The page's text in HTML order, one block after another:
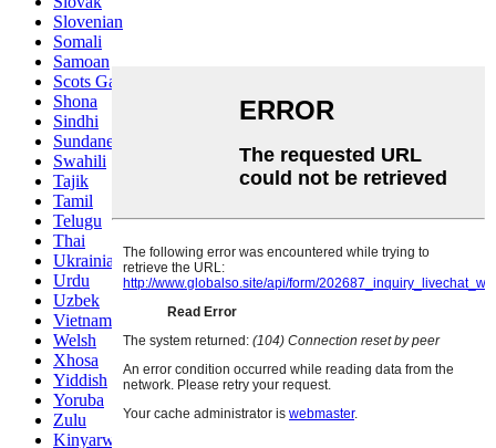
Slovenian
Somali
Samoan
Scots Gaelic
Shona
Sindhi
Sundanese
Swahili
Tajik
Tamil
Telugu
Thai
Ukrainian
Urdu
Uzbek
Vietnamese
Welsh
Xhosa
Yiddish
Yoruba
Zulu
Kinyarwanda